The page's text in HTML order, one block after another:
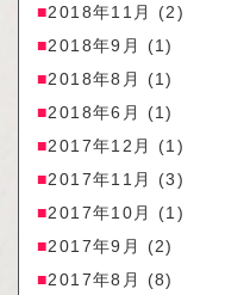
2018年11月
(2)
2018年9月
(1)
2018年8月
(1)
2018年6月
(1)
2017年12月
(1)
2017年11月
(3)
2017年10月
(1)
2017年9月
(2)
2017年8月
(8)